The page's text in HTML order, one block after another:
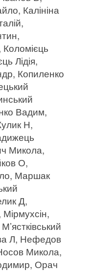
Калініна
Лідія,
Копиленко
Вадим,
Н,
Микола,
О,
Маршак
Д,
Л, Нефедов
Микола,
Орач